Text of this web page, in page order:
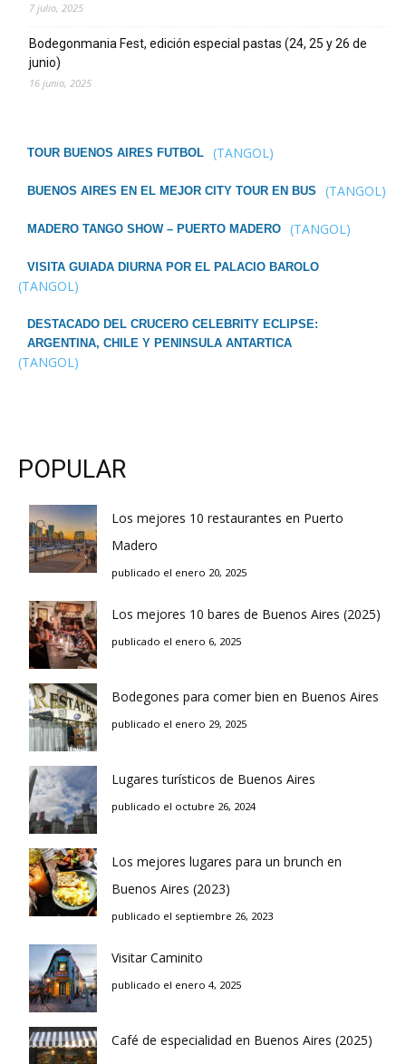
7 julio, 2025
Bodegonmania Fest, edición especial pastas (24, 25 y 26 de
junio)
16 junio, 2025
TOUR BUENOS AIRES FUTBOL (TANGOL)
BUENOS AIRES EN EL MEJOR CITY TOUR EN BUS (TANGOL)
MADERO TANGO SHOW – PUERTO MADERO (TANGOL)
VISITA GUIADA DIURNA POR EL PALACIO BAROLO
(TANGOL)
DESTACADO DEL CRUCERO CELEBRITY ECLIPSE:
ARGENTINA, CHILE Y PENINSULA ANTARTICA
(TANGOL)
POPULAR
Los mejores 10 restaurantes en Puerto
Madero
publicado el enero 20, 2025
Los mejores 10 bares de Buenos Aires (2025)
publicado el enero 6, 2025
Bodegones para comer bien en Buenos Aires
publicado el enero 29, 2025
Lugares turísticos de Buenos Aires
publicado el octubre 26, 2024
Los mejores lugares para un brunch en
Buenos Aires (2023)
publicado el septiembre 26, 2023
Visitar Caminito
publicado el enero 4, 2025
Café de especialidad en Buenos Aires (2025)